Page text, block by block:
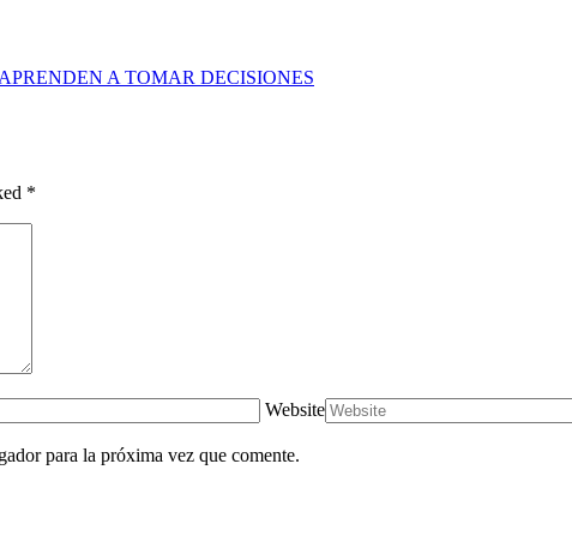
A TOMAR DECISIONES
*
Website
para la próxima vez que comente.